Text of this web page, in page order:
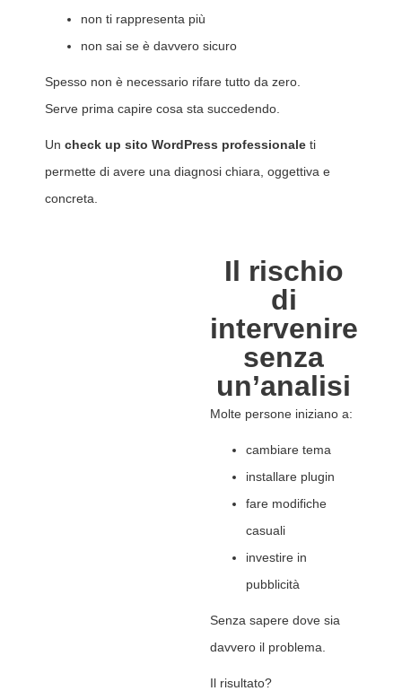
non ti rappresenta più
non sai se è davvero sicuro
Spesso non è necessario rifare tutto da zero.
Serve prima capire cosa sta succedendo.
Un check up sito WordPress professionale ti
permette di avere una diagnosi chiara, oggettiva e
concreta.
Il rischio
di
intervenire
senza
un’analisi
Molte persone iniziano a:
cambiare tema
installare plugin
fare modifiche
casuali
investire in
pubblicità
Senza sapere dove sia
davvero il problema.
Il risultato?